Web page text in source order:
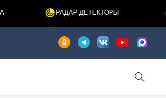
РАДАР ДЕТЕКТОРЫ